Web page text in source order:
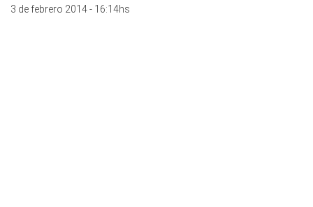
3 de febrero 2014 - 16:14hs